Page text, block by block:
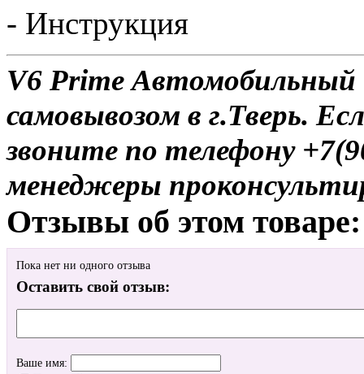
- Инструкция
V6 Prime Автомобильный
самовывозом в г.Тверь.
звоните по телефону
менеджеры
Отзывы об этом товаре:
Пока нет ни одного отзыва
Оставить свой отзыв:
Ваше имя: